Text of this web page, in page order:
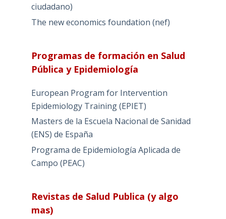
ciudadano)
The new economics foundation (nef)
Programas de formación en Salud
Pública y Epidemiología
European Program for Intervention
Epidemiology Training (EPIET)
Masters de la Escuela Nacional de Sanidad
(ENS) de España
Programa de Epidemiología Aplicada de
Campo (PEAC)
Revistas de Salud Publica (y algo
mas)